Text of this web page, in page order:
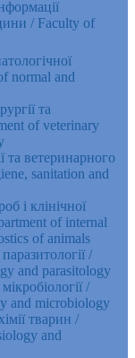
/ Faculty of
normal and
та
of veterinary
та ветеринарного
sanitation and
і клінічної
of internal
of animals
/
and parasitology
/
and microbiology
тварин /
and